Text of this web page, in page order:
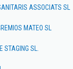
ASSOCIATS SL
MATEO SL
STAGING SL.